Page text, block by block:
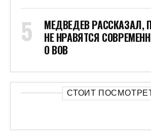
МЕДВЕДЕВ РАССКАЗАЛ,
НЕ НРАВЯТСЯ
О ВОВ
СТОИТ